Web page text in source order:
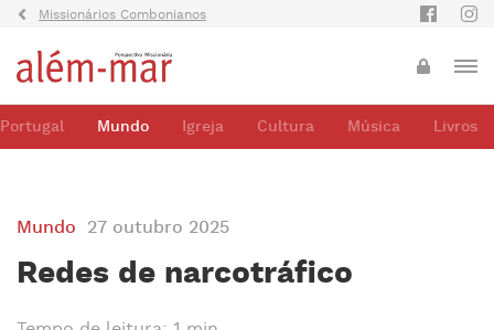
Missionários Combonianos
Portugal Mundo Igreja Cultura Música Livros
Mundo 27 outubro 2025
Redes de narcotráfico